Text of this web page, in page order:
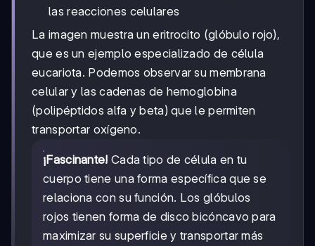
las reacciones celulares
La imagen muestra un eritrocito (glóbulo rojo),
que es un ejemplo especializado de célula
eucariota. Podemos observar su membrana
celular y las cadenas de hemoglobina
(polipéptidos alfa y beta) que le permiten
transportar oxígeno.
¡Fascinante! Cada tipo de célula en tu
cuerpo tiene una forma específica que se
relaciona con su función. Los glóbulos
rojos tienen forma de disco bicóncavo para
maximizar su superficie y transportar más